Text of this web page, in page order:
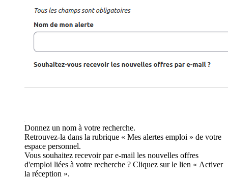
Donnez un nom à votre recherche.
Retrouvez-la dans la rubrique « Mes alertes emploi » de votre
espace personnel.
Vous souhaitez recevoir par e-mail les nouvelles offres
d'emploi liées à votre recherche ? Cliquez sur le lien « Activer
la réception ».